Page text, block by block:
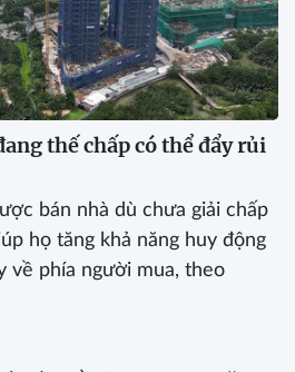
thế chấp có thể đẩy rủi
bán nhà dù chưa giải chấp
họ tăng khả năng huy động
về phía người mua, theo